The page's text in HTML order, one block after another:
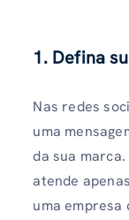
1. Defina
Nas redes
uma
da sua
atende
uma empresa